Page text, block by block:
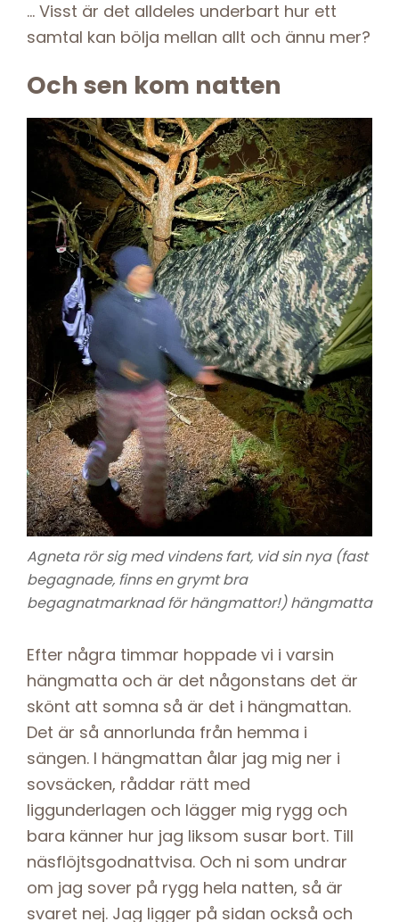
… Visst är det alldeles underbart hur ett
samtal kan bölja mellan allt och ännu mer?
Och sen kom natten
Agneta rör sig med vindens fart, vid sin nya (fast
begagnade, finns en grymt bra
begagnatmarknad för hängmattor!) hängmatta
Efter några timmar hoppade vi i varsin
hängmatta och är det någonstans det är
skönt att somna så är det i hängmattan.
Det är så annorlunda från hemma i
sängen. I hängmattan ålar jag mig ner i
sovsäcken, råddar rätt med
liggunderlagen och lägger mig rygg och
bara känner hur jag liksom susar bort. Till
näsflöjtsgodnattvisa. Och ni som undrar
om jag sover på rygg hela natten, så är
svaret nej. Jag ligger på sidan också och